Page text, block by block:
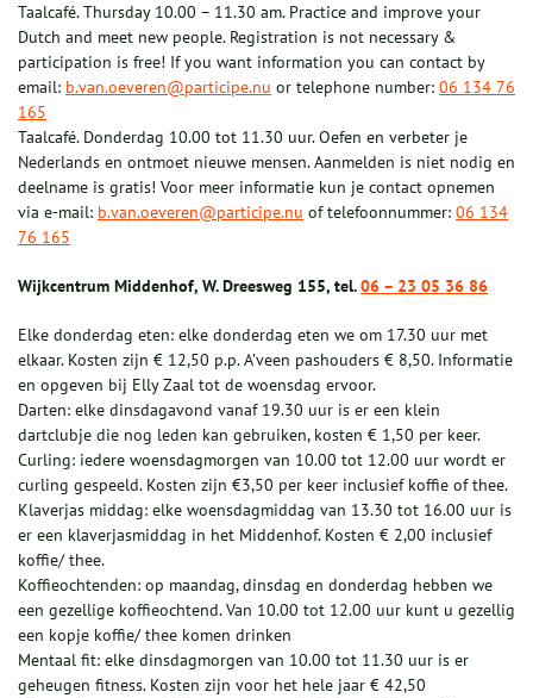
Taalcafé. Thursday 10.00 – 11.30 am. Practice and improve your
Dutch and meet new people. Registration is not necessary &
participation is free! If you want information you can contact by
email: b.van.oeveren@participe.nu or telephone number: 06 134 76
165
Taalcafé. Donderdag 10.00 tot 11.30 uur. Oefen en verbeter je
Nederlands en ontmoet nieuwe mensen. Aanmelden is niet nodig en
deelname is gratis! Voor meer informatie kun je contact opnemen
via e-mail: b.van.oeveren@participe.nu of telefoonnummer: 06 134
76 165
Wijkcentrum Middenhof, W. Dreesweg 155, tel.06 – 23 05 36 86
Elke donderdag eten: elke donderdag eten we om 17.30 uur met
elkaar. Kosten zijn € 12,50 p.p. A’veen pashouders € 8,50. Informatie
en opgeven bij Elly Zaal tot de woensdag ervoor.
Darten: elke dinsdagavond vanaf 19.30 uur is er een klein
dartclubje die nog leden kan gebruiken, kosten € 1,50 per keer.
Curling: iedere woensdagmorgen van 10.00 tot 12.00 uur wordt er
curling gespeeld. Kosten zijn €3,50 per keer inclusief koffie of thee.
Klaverjas middag: elke woensdagmiddag van 13.30 tot 16.00 uur is
er een klaverjasmiddag in het Middenhof. Kosten € 2,00 inclusief
koffie/ thee.
Koffieochtenden: op maandag, dinsdag en donderdag hebben we
een gezellige koffieochtend. Van 10.00 tot 12.00 uur kunt u gezellig
een kopje koffie/ thee komen drinken
Mentaal fit: elke dinsdagmorgen van 10.00 tot 11.30 uur is er
geheugen fitness. Kosten zijn voor het hele jaar € 42,50